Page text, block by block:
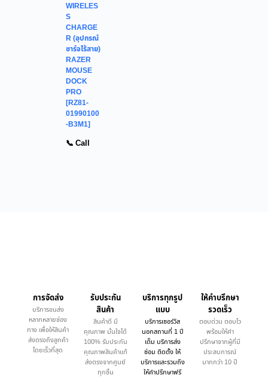
WIRELES
S
CHARGE
R (อุปกรณ์
ชาร์จไร้สาย)
RAZER
MOUSE
DOCK
PRO
[RZ81-
01990100
-B3M1]
📞 Call
การจัดส่ง
บริการขนส่ง
หลากหลายช่อง
ทาง เพื่อให้สินค้า
ส่งตรงถึงลูกค้า
โดยเร็วที่สุด
รับประกัน
สินค้า
สินค้าดี มี
คุณภาพ มั่นใจได้
100% รับประกัน
คุณภาพสินค้าแท้
ส่งตรงจากศูนย์
ทุกชิ้น
บริการทุกรูป
แบบ
บริการเซอร์วิส
นอกสถานที่ 1 ปี
เต็ม บริการส่ง
ซ่อม ติดตั้ง ให้
บริการและรวมถึง
ให้คำปรึกษาฟรี
ให้คำบรึกษา
รวดเร็ว
ตอบด่วน ตอบไว
พร้อมให้คำ
ปรึกษาจากผู้ที่มี
ประสบการณ์
มากกว่า 10 ปี